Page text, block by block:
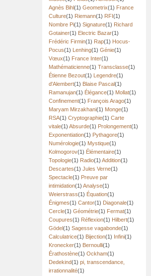
Agnès Bihl(1) Geometrix(1) France
Culture(1) Riemann(1) RFI(1)
Nombre Pi(1) Signature(1) Richard
Gotainer(1) Electric Bazar(1)
Frédéric Firmin(1) Rap(1) Hocus-
Pocus(1) Lenhing(1) Génie(1)
Vœux(1) France Inter(1)
Mathématicienne(1) Transclasse(1)
Étienne Bezout(1) Legendre(1)
d'Alembert(1) Blaise Pascal(1)
Ramanujan(1) Élégance(1) Mollat(1)
Confinement(1) François Arago(1)
Maryam Mirzakhani(1) Monge(1)
RSA(1) Cryptographie(1) Carte
vitale(1) Absurde(1) Prolongement(1)
Exponentiation(1) Pythagore(1)
Numérologie(1) Mystique(1)
Kolmogorov(1) Élémentaire(1)
Topologie(1) Radio(1) Addition(1)
Descartes(1) Jules Verne(1)
Spectacle(1) Preuve par
intimidation(1) Analyse(1)
Weierstrass(1) Équation(1)
Énigmes(1) Cantor(1) Diagonale(1)
Cercle(1) Géométrie(1) Fermat(1)
Coupures(1) Réflexion(1) Hilbert(1)
Gödel(1) Sagesse vagabonde(1)
Calculatrice(1) Bijection(1) Infini(1)
Kronecker(1) Bernoulli(1)
Érathostène(1) Ockham(1)
Dedekind(1) pi, transcendance,
irrationnalité(1)